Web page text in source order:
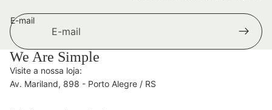
E-mail
We Are Simple
Visite a nossa loja:
Av. Mariland, 898 - Porto Alegre / RS